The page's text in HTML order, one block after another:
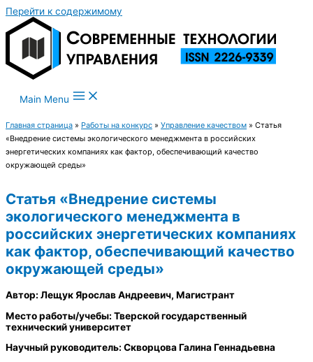
Перейти к содержимому
Main Menu
Главная страница » Работы на конкурс » Управление качеством » Статья
«Внедрение системы экологического менеджмента в российских
энергетических компаниях как фактор, обеспечивающий качество
окружающей среды»
Статья «Внедрение системы
экологического менеджмента в
российских энергетических компаниях
как фактор, обеспечивающий качество
окружающей среды»
Автор: Лещук Ярослав Андреевич, Магистрант
Место работы/учебы: Тверской государственный
технический университет
Научный руководитель: Скворцова Галина Геннадьевна